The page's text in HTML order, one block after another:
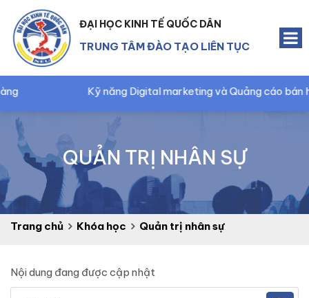
ĐẠI HỌC KINH TẾ QUỐC DÂN
TRUNG TÂM ĐÀO TẠO LIÊN TỤC
Kỹ năng Digital marketing và Quảng cáo bán hàng
QUẢN TRỊ NHÂN SỰ
Trang chủ Khóa học Quản trị nhân sự
Nội dung đang được cập nhật